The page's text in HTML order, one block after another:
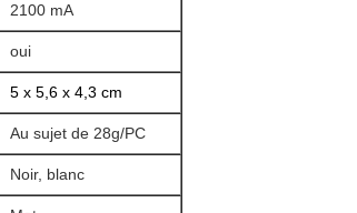
2100 mA
oui
5 x 5,6 x 4,3 cm
Au sujet de 28g/PC
Noir, blanc